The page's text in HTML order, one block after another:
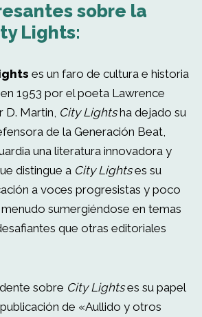
sobre la
Lights:
es un faro de cultura e historia
1953 por el poeta Lawrence
D. Martin, City Lightsha dejado su
de la Generación Beat,
una literatura innovadora y
distingue a City Lightses su
a voces progresistas y poco
sumergiéndose en temas
que otras editoriales
sobre City Lightses su papel
de «Aullido y otros